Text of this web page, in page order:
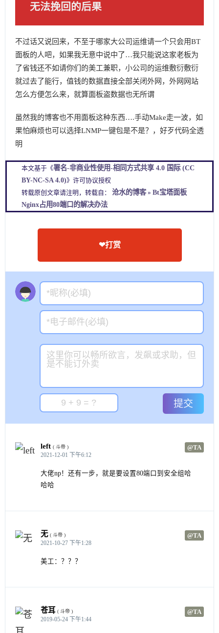
无法挽回的后果
不过话又说回来，不至于哪家大公司运维请一个只会用BT
面板的人吧，如果我无意中说中了…我只能说这家老板为
了省钱还不如请你们的美工兼职，小公司的运维敷衍敷衍
就过去了能行，值钱的数据直接全部关闭外网，外网网站
怎么方便怎么来，就算面板盗数据也无所谓
虽然我的博客也不用面板这种东西….手动Make走一波，如
果怕麻烦也可以选择LNMP一键包是不是？，好歹代码全透
明
本文基于《署名-非商业性使用-相同方式共享 4.0 国际 (CC
BY-NC-SA 4.0)》许可协议授权
转载原创文章请注明，转载自： 沧水的博客» Bt宝塔面板
Nginx占用80端口的解决办法
❤打赏
提交
left @TA
( 斗帝 )
2021-12-01 下午6:12
大佬np！还有一步，就是要设置80端口到安全组哈
哈哈
无 @TA
( 斗帝 )
2021-10-27 下午1:28
美工：？？？
苍耳 @TA
( 斗帝 )
2019-05-24 下午1:44